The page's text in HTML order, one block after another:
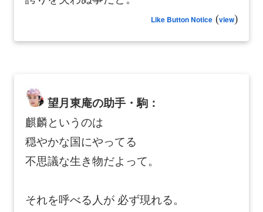
Like Button Notice (view)
望月東庵の助手・駒：
麒麟というのは
穏やかな国にやってる
不思議な生き物だよって。
それを呼べる人が 必ず現れる。